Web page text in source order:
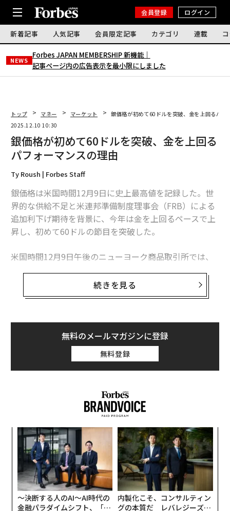
会員登録 ログイン
新着記事 人気記事 会員限定記事 カテゴリ 連載
NEWS
Forbes JAPAN MEMBERSHIP 新機能｜
記事ページ内の広告表示を最小限にしました
トップ マネー マーケット
銀価格が初めて60ドルを突破、金を上回るパフ
2025.12.10 10:30
銀価格が初めて60ドルを突破、金を上回る
パフォーマンスの理由
Ty Roush | Forbes Staff
銀価格は米国時間12月9日に史上最高値を記録した。世
界的な供給不足と米連邦準備制度理事会（FRB）による
追加利下げ期待を背景に、今年は金を上回るペースで上
昇し、初めて60ドルの節目を突破した。
米国時間12月9日午後のニューヨーク商品取引所では、
当たり約60.82ドルとなり、銀先物は4％以上上昇して約
61ドルとなった。日中の高値では61.06ドルを記録して
銀価格の最近の急騰は、トレーダーがFRBによる米国時
間12月10日の0.25ポイントの利下げ確率を87％と見込ん
でいることが背景にある。CMEのFedWatchツール
ると、これにより政策金利は3.5％から3.75％の間に引き
しばしば連動する。
続きを見る
無料のメールマガジンに登録
無料登録
〜決断する人のAI〜AI時代の
金融パラダイムシフト、「超
内製化こそ、コンサルティン
グの本質だ レバレジーズが